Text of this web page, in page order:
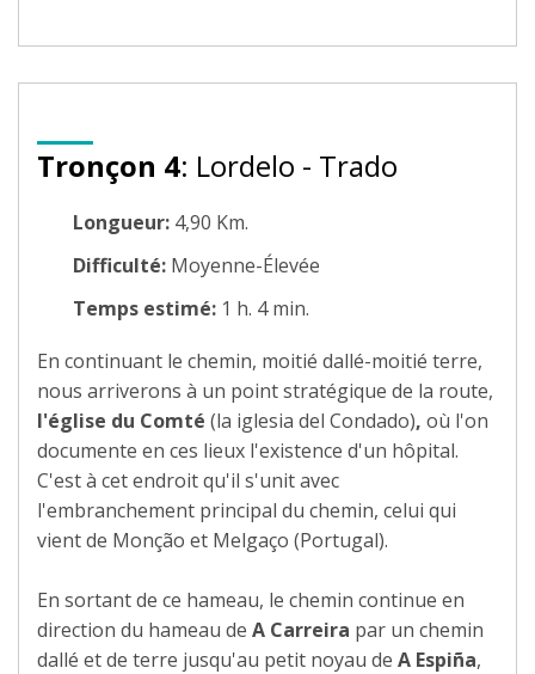
Tronçon 4: Lordelo - Trado
Longueur: 4,90 Km.
Difficulté: Moyenne-Élevée
Temps estimé: 1 h. 4 min.
En continuant le chemin, moitié dallé-moitié terre,
nous arriverons à un point stratégique de la route,
l'église du Comté (la iglesia del Condado), où l'on
documente en ces lieux l'existence d'un hôpital.
C'est à cet endroit qu'il s'unit avec
l'embranchement principal du chemin, celui qui
vient de Monção et Melgaço (Portugal).
En sortant de ce hameau, le chemin continue en
direction du hameau de A Carreira par un chemin
dallé et de terre jusqu'au petit noyau de A Espiña,